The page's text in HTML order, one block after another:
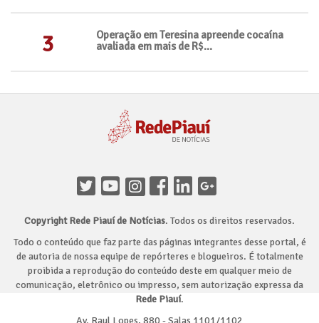
3
Operação em Teresina apreende cocaína
avaliada em mais de R$...
Copyright Rede Piauí de Notícias. Todos os direitos reservados.
Todo o conteúdo que faz parte das páginas integrantes desse portal, é
de autoria de nossa equipe de repórteres e blogueiros. É totalmente
proibida a reprodução do conteúdo deste em qualquer meio de
comunicação, eletrônico ou impresso, sem autorização expressa da
Rede Piauí.
Av. Raul Lopes, 880 - Salas 1101/1102